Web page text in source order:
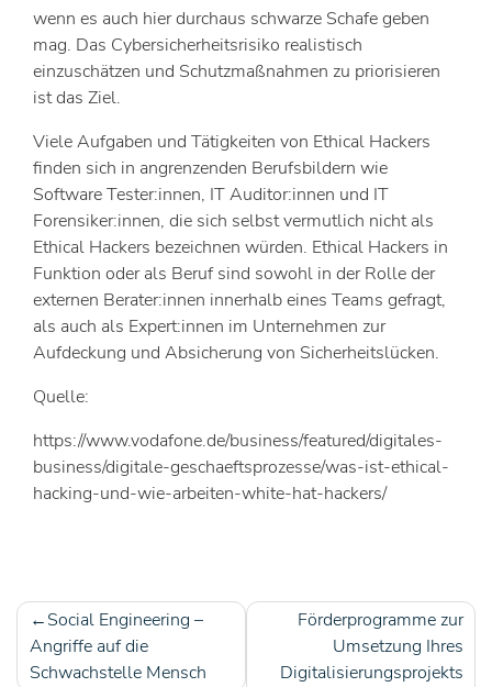
wenn es auch hier durchaus schwarze Schafe geben
mag. Das Cybersicherheitsrisiko realistisch
einzuschätzen und Schutzmaßnahmen zu priorisieren
ist das Ziel.
Viele Aufgaben und Tätigkeiten von Ethical Hackers
finden sich in angrenzenden Berufsbildern wie
Software Tester:innen, IT Auditor:innen und IT
Forensiker:innen, die sich selbst vermutlich nicht als
Ethical Hackers bezeichnen würden. Ethical Hackers in
Funktion oder als Beruf sind sowohl in der Rolle der
externen Berater:innen innerhalb eines Teams gefragt,
als auch als Expert:innen im Unternehmen zur
Aufdeckung und Absicherung von Sicherheitslücken.
Quelle:
https://www.vodafone.de/business/featured/digitales-
business/digitale-geschaeftsprozesse/was-ist-ethical-
hacking-und-wie-arbeiten-white-hat-hackers/
Beitragsnavigation
Social Engineering –
Angriffe auf die
Schwachstelle Mensch
Förderprogramme zur
Umsetzung Ihres
Digitalisierungsprojekts